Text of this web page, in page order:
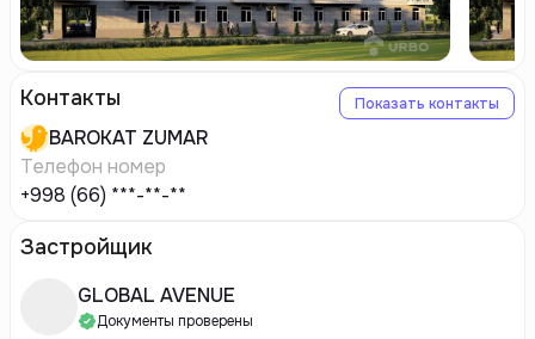
Контакты Показать контакты
BAROKAT ZUMAR
Телефон номер
+998 (66) ***-**-**
Застройщик
GLOBAL AVENUE
Документы проверены